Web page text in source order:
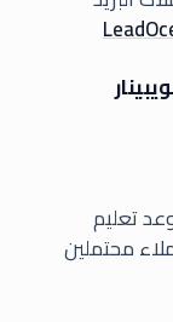
تعليم
محتملين